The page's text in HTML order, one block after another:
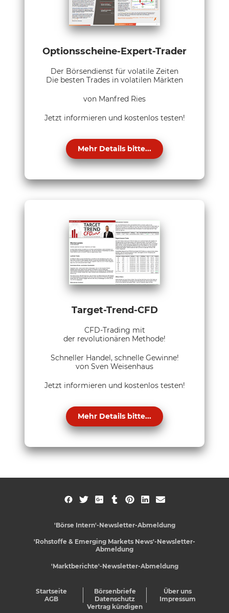
Optionsscheine-Expert-Trader
Der Börsendienst für volatile Zeiten
Die besten Trades in volatilen Märkten
von Manfred Ries
Jetzt informieren und kostenlos testen!
Mehr Details bitte...
Target-Trend-CFD
CFD-Trading mit
der revolutionären Methode!
Schneller Handel, schnelle Gewinne!
von Sven Weisenhaus
Jetzt informieren und kostenlos testen!
Mehr Details bitte...
'Börse Intern'-Newsletter-Abmeldung
'Rohstoffe & Emerging Markets News'-Newsletter-
Abmeldung
'Marktberichte'-Newsletter-Abmeldung
Startseite Börsenbriefe
Über uns
AGB
Datenschutz
Impressum
Vertrag kündigen